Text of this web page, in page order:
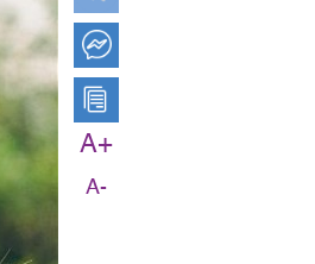
A+
A-